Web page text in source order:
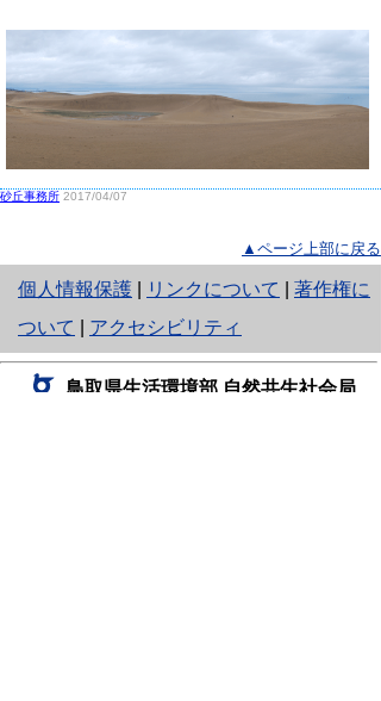
砂丘事務所 2017/04/07
▲ページ上部に戻る
個人情報保護
と
り
ネ
リンクについて
著作権に
ついて
アクセシビリティ
鳥取県生活環境部 自然共生社会局